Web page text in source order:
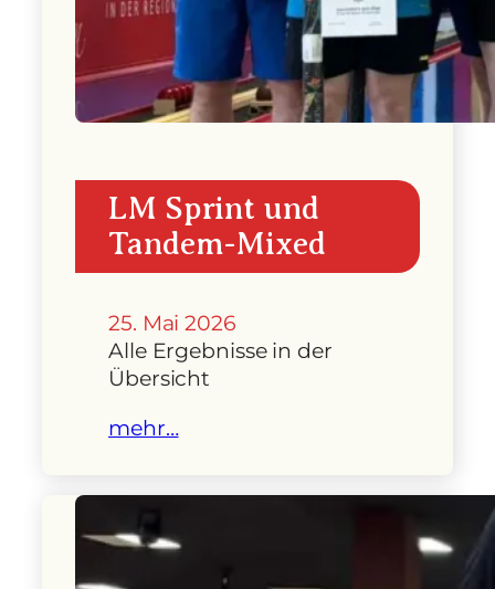
LM Sprint und
Tandem-Mixed
25. Mai 2026
Alle Ergebnisse in der
Übersicht
mehr…